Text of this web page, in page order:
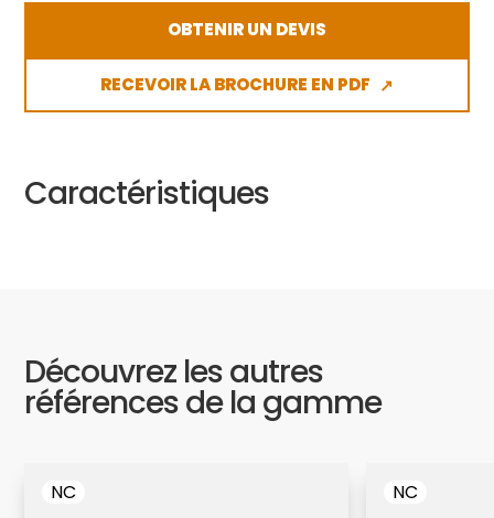
OBTENIR UN DEVIS
RECEVOIR LA BROCHURE EN PDF ↗
Caractéristiques
Découvrez les autres
références de la gamme
NC
NC